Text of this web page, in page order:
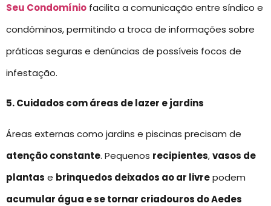
Seu Condomínio facilita a comunicação entre síndico e
condôminos, permitindo a troca de informações sobre
práticas seguras e denúncias de possíveis focos de
infestação.
5. Cuidados com áreas de lazer e jardins
Áreas externas como jardins e piscinas precisam de
atenção constante. Pequenos recipientes,vasos de
plantas e brinquedos deixados ao ar livrepodem
acumular água e se tornar criadouros do Aedes